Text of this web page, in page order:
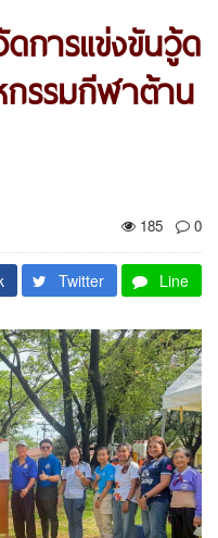
การแข่งขันวู้ด
กรรมกีฬาต้าน
185
0
Twitter Line